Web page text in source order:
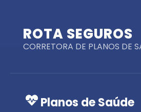
ROTA SEGUROS
CORRETORA DE PLANOS DE
Planos de Saúde